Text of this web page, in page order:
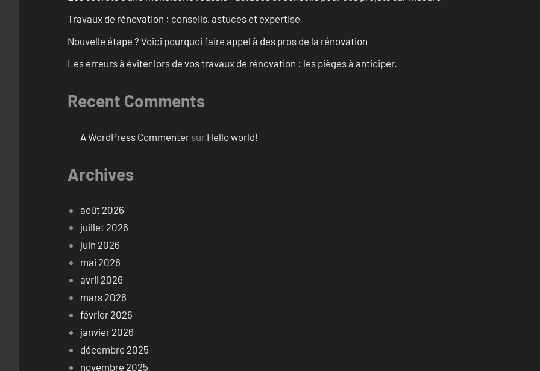
Travaux de rénovation : conseils, astuces et expertise
Nouvelle étape ? Voici pourquoi faire appel à des pros de la rénovation
Les erreurs à éviter lors de vos travaux de rénovation : les pièges à anticiper.
Recent Comments
A WordPress Commenter sur Hello world!
Archives
août 2026
juillet 2026
juin 2026
mai 2026
avril 2026
mars 2026
février 2026
janvier 2026
décembre 2025
novembre 2025